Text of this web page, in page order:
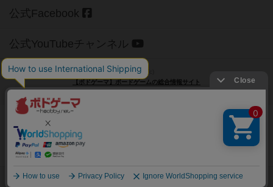
公式Facebook
公式YouTubeチャンネル
Copyright (c)
【ボドゲーマ】ボードゲームの総合情報サイト